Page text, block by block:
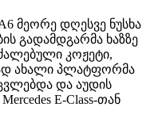
მეორე დღესვე ნუსხა
გადამდგარმა ხაზზე
კოჟეტი,
ახალი პლატფორმა
და აუდის
E-Class-თან